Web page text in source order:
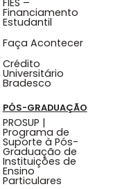
FIES –
Financiamento
Estudantil
Faça Acontecer
Crédito
Universitário
Bradesco
PÓS-GRADUAÇÃO
PROSUP |
Programa de
Suporte à Pós-
Graduação de
Instituições de
Ensino
Particulares